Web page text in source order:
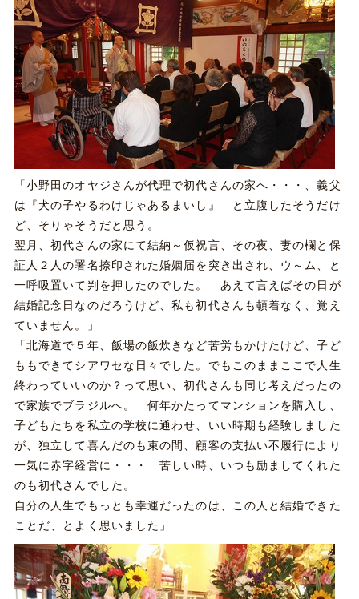
「小野田のオヤジさんが代理で初代さんの家へ・・・、義父
は『犬の子やるわけじゃあるまいし』 と立腹したそうだけ
ど、そりゃそうだと思う。
翌月、初代さんの家にて結納～仮祝言、その夜、妻の欄と保
証人２人の署名捺印された婚姻届を突き出され、ウ～ム、と
一呼吸置いて判を押したのでした。 あえて言えばその日が
結婚記念日なのだろうけど、私も初代さんも頓着なく、覚え
ていません。」
「北海道で５年、飯場の飯炊きなど苦労もかけたけど、子ど
ももできてシアワセな日々でした。でもこのままここで人生
終わっていいのか？って思い、初代さんも同じ考えだったの
で家族でブラジルへ。 何年かたってマンションを購入し、
子どもたちを私立の学校に通わせ、いい時期も経験しました
が、独立して喜んだのも束の間、顧客の支払い不履行により
一気に赤字経営に・・・ 苦しい時、いつも励ましてくれた
のも初代さんでした。
自分の人生でもっとも幸運だったのは、この人と結婚できた
ことだ、とよく思いました」